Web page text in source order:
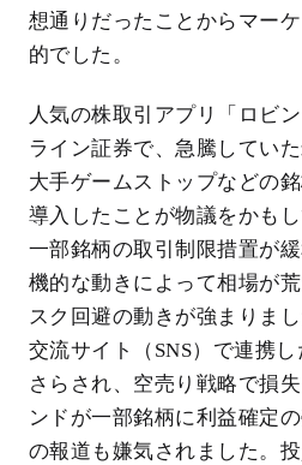
想通りだったことからマー
的でした。
人気の株取引アプリ「ロビ
ライン証券で、急騰してい
大手ゲームストップなどの
導入したことが物議をかも
一部銘柄の取引制限措置が
機的な動きによって相場が
スク回避の動きが強まりま
交流サイト（SNS）で連携
さらされ、空売り戦略で損
ンドが一部銘柄に利益確定
の報道も嫌気されました。